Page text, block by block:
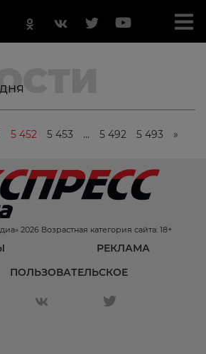
5 452 5 453 … 5 492 5 493 »
2026 Возрастная категория сайта: 18+
РЕКЛАМА
ПОЛЬЗОВАТЕЛЬСКОЕ